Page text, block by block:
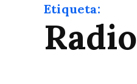
Etiqueta:
radio